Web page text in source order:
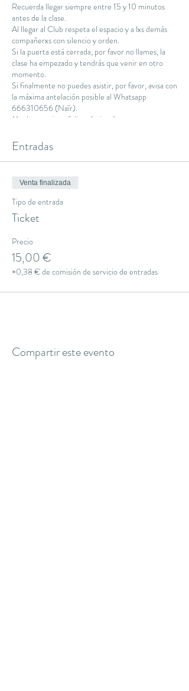
Recuerda llegar siempre entre 15 y 10 minutos
antes de la clase.
Al llegar al Club respeta el espacio y a lxs demás
compañerxs con silencio y orden.
Si la puerta está cerrada, por favor no llames, la
clase ha empezado y tendrás que venir en otro
momento.
Si finalmente no puedes asistir, por favor, avisa con
la máxima antelación posible al Whatsapp
666310656 (Naïr).
Muchas gracias y feliz práctica :)
Entradas
Venta finalizada
Tipo de entrada
Ticket
Precio
15,00 €
+0,38 € de comisión de servicio de entradas
Compartir este evento